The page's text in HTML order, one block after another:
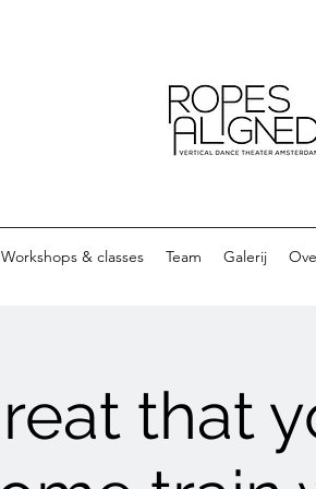
Workshops & classes Team Galerij
that